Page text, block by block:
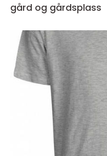
gård og gårdsplass